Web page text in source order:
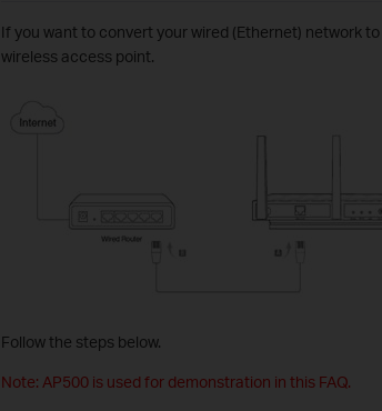
If you want to convert your wired (Ethernet) network
wireless access point.
Follow the steps below.
Note: AP500 is used for demonstration in this FAQ.